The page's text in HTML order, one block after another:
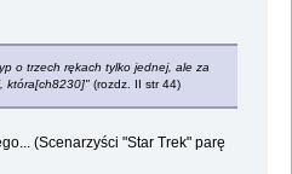
o trzech rękach tylko jednej, ale za
która[ch8230]"(rozdz. II str 44)
(Scenarzyści "Star Trek" parę